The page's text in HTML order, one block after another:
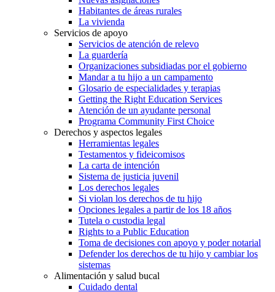
Habitantes de áreas rurales
La vivienda
Servicios de apoyo
Servicios de atención de relevo
La guardería
Organizaciones subsidiadas por el gobierno
Mandar a tu hijo a un campamento
Glosario de especialidades y terapias
Getting the Right Education Services
Atención de un ayudante personal
Programa Community First Choice
Derechos y aspectos legales
Herramientas legales
Testamentos y fideicomisos
La carta de intención
Sistema de justicia juvenil
Los derechos legales
Si violan los derechos de tu hijo
Opciones legales a partir de los 18 años
Tutela o custodia legal
Rights to a Public Education
Toma de decisiones con apoyo y poder notarial
Defender los derechos de tu hijo y cambiar los
sistemas
Alimentación y salud bucal
Cuidado dental